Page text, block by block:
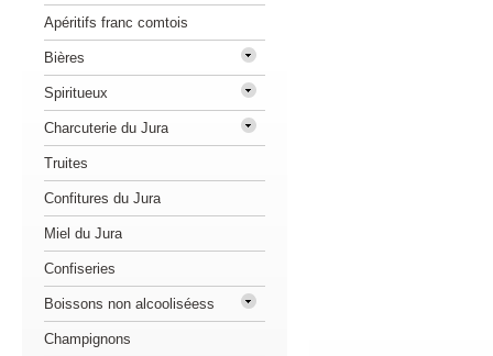
Apéritifs franc comtois
Bières
Spiritueux
Charcuterie du Jura
Truites
Confitures du Jura
Miel du Jura
Confiseries
Boissons non alcooliséess
Champignons